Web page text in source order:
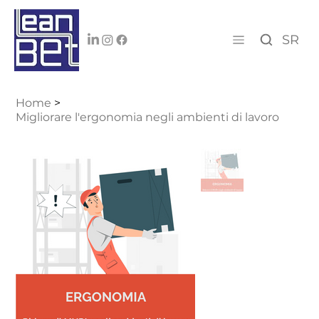
SR
Home >
Migliorare l'ergonomia negli ambienti di lavoro